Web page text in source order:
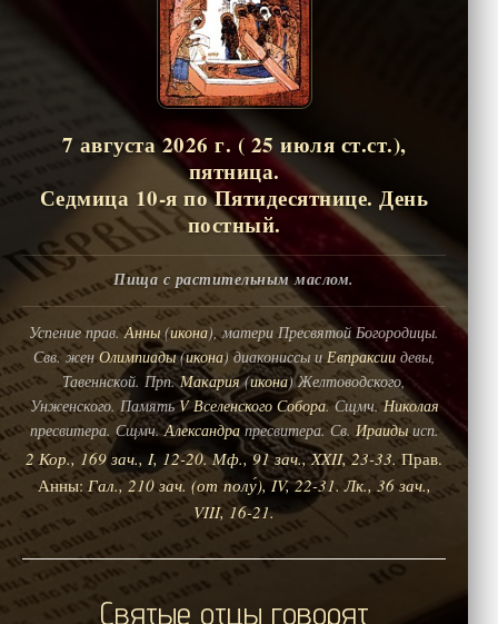
7 августа 2026 г. ( 25 июля ст.ст.),
пятница.
Седмица 10-я по Пятидесятнице. День
постный.
Пища с растительным маслом.
Успение прав.Анны(икона), матери Пресвятой Богородицы.
Свв. женОлимпиады(икона) диакониссы иЕвпраксиидевы,
Тавеннской. Прп.Макария(икона) Желтоводского,
Унженского. ПамятьV Вселенского Собора. Сщмч.Николая
пресвитера. Сщмч.Александрапресвитера. Св. Ираидыисп.
2 Кор., 169 зач., I, 12-20. Мф., 91 зач., XXII, 23-33.Прав.
Анны: Гал., 210 зач. (от полу́), IV, 22-31. Лк., 36 зач.,
VIII, 16-21.
Святые отцы говорят